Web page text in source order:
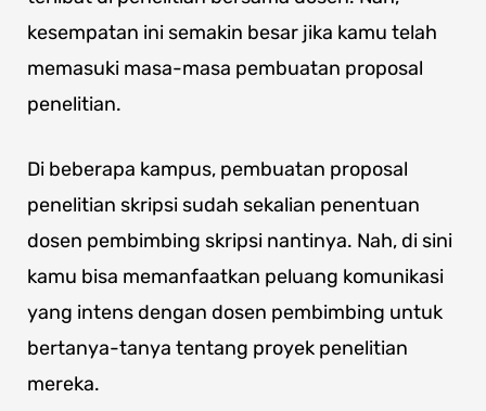
kesempatan ini semakin besar jika kamu telah
memasuki masa-masa pembuatan proposal
penelitian.
Di beberapa kampus, pembuatan proposal
penelitian skripsi sudah sekalian penentuan
dosen pembimbing skripsi nantinya. Nah, di sini
kamu bisa memanfaatkan peluang komunikasi
yang intens dengan dosen pembimbing untuk
bertanya-tanya tentang proyek penelitian
mereka.